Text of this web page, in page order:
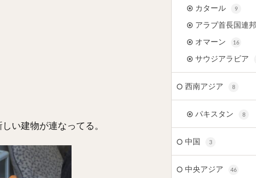
い建物が連なってる。
カタール 9
アラブ首長国連邦
オマーン 16
サウジアラビア
西南アジア 8
パキスタン 8
中国 3
中央アジア 46